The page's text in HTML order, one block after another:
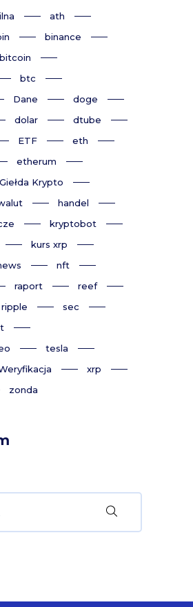
ath
binance
bitcoin
btc
Dane
doge
dolar
dtube
ETF
eth
etherum
Giełda Krypto
handel
kryptobot
kurs xrp
nft
raport
reef
ripple
sec
tesla
xrp
zonda